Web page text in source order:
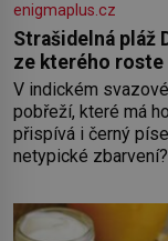
enigmaplus.cz
Strašidelná pláž
ze kterého roste
V indickém
pobřeží, které má
přispívá i černý